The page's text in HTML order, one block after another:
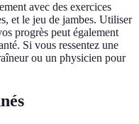
avec des exercices
et le jeu de jambes. Utiliser
progrès peut également
Si vous ressentez une
ou un physicien pour